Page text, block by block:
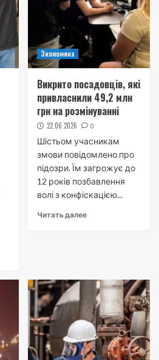
Экономика
Викрито посадовців, які
привласнили 49,2 млн
грн на розмінуванні
22.06.2026 0
Шістьом учасникам
змови повідомлено про
підозри. Їм загрожує до
12 років позбавлення
волі з конфіскацією...
Читать далее